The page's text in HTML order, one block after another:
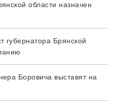
области назначен
губернатора Брянской
Боровича выставят на